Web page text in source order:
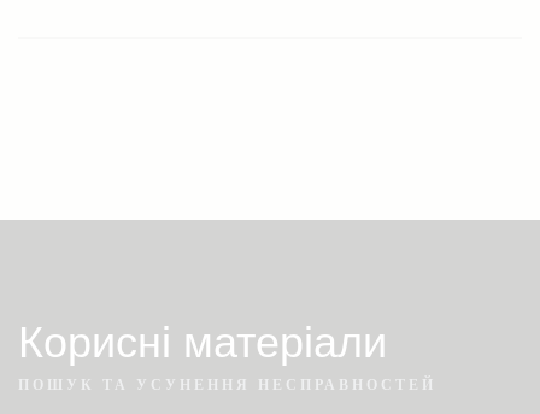
Корисні матеріали
ПОШУК ТА УСУНЕННЯ НЕСПРАВНОСТЕЙ